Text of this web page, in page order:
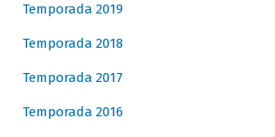
Temporada 2019
Temporada 2018
Temporada 2017
Temporada 2016